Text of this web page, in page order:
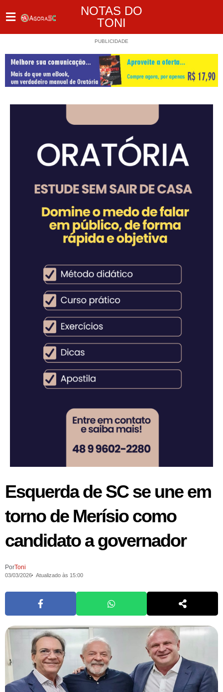
NOTAS DO
TONI
PUBLICIDADE
Esquerda de SC se une em
torno de Merísio como
candidato a governador
PorToni
03/03/2026 Atualizado às 15:00